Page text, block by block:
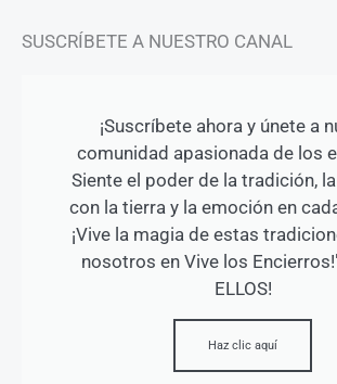
SUSCRÍBETE A NUESTRO CANAL
¡Suscríbete ahora y únete a
comunidad apasionada de los
Siente el poder de la tradición,
con la tierra y la emoción en
¡Vive la magia de estas
nosotros en Vive los
ELLOS!
Haz clic aquí